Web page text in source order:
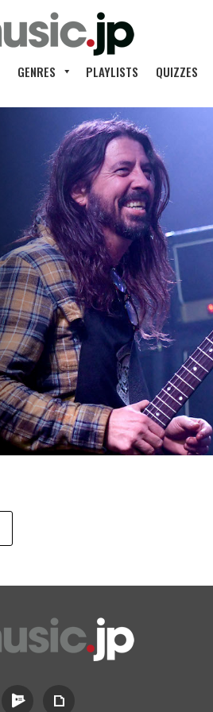
GENRES PLAYLISTS QUIZZES